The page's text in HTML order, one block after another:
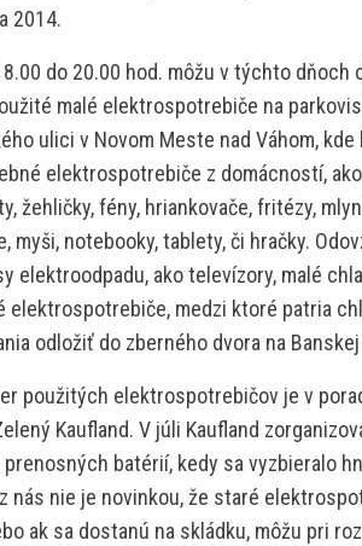
2014.
do 20.00 hod. môžu v týchto dňoch
malé elektrospotrebiče na
ulici v Novom Meste nad Váhom,
elektrospotrebiče z domácností,
žehličky, fény, hriankovače, fritézy,
myši, notebooky, tablety, či hračky.
elektroodpadu, ako televízory, malé
elektrospotrebiče, medzi ktoré patria
odložiť do zberného dvora na
použitých elektrospotrebičov je v
Kaufland. V júli Kaufland
batérií, kedy sa vyzbieralo
nás nie je novinkou, že staré
ak sa dostanú na skládku, môžu pri